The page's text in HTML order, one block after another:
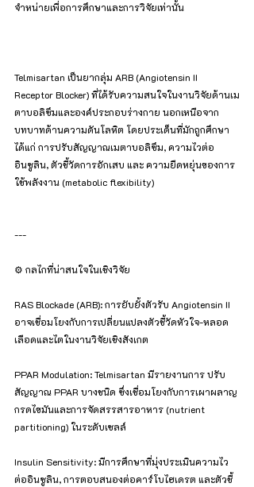
จำหน่ายเพื่อการศึกษาและการวิจัยเท่านั้น
Telmisartan เป็นยากลุ่ม ARB (Angiotensin II
Receptor Blocker) ที่ได้รับความสนใจในงานวิจัยด้านเม
ตาบอลิซึมและองค์ประกอบร่างกาย นอกเหนือจาก
บทบาทด้านความดันโลหิต โดยประเด็นที่มักถูกศึกษา
ได้แก่ การปรับสัญญาณเมตาบอลิซึม, ความไวต่อ
อินซูลิน, ตัวชี้วัดการอักเสบ และ ความยืดหยุ่นของการ
ใช้พลังงาน (metabolic flexibility)
---
⚙️ กลไกที่น่าสนใจในเชิงวิจัย
RAS Blockade (ARB): การยับยั้งตัวรับ Angiotensin II
อาจเชื่อมโยงกับการเปลี่ยนแปลงตัวชี้วัดหัวใจ-หลอด
เลือดและไตในงานวิจัยเชิงสังเกต
PPAR Modulation: Telmisartan มีรายงานการ ปรับ
สัญญาณ PPAR บางชนิด ซึ่งเชื่อมโยงกับการเผาผลาญ
กรดไขมันและการจัดสรรสารอาหาร (nutrient
partitioning) ในระดับเซลล์
Insulin Sensitivity: มีการศึกษาที่มุ่งประเมินความไว
ต่ออินซูลิน, การตอบสนองต่อคาร์โบไฮเดรต และตัวชี้